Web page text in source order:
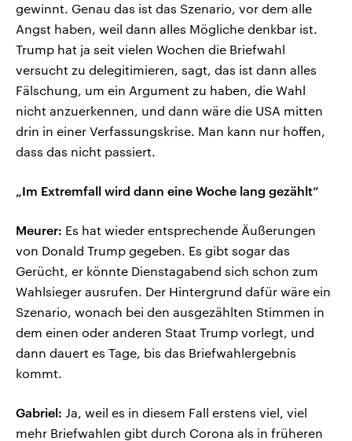
gewinnt. Genau das ist das Szenario, vor dem alle
Angst haben, weil dann alles Mögliche denkbar ist.
Trump hat ja seit vielen Wochen die Briefwahl
versucht zu delegitimieren, sagt, das ist dann alles
Fälschung, um ein Argument zu haben, die Wahl
nicht anzuerkennen, und dann wäre die USA mitten
drin in einer Verfassungskrise. Man kann nur hoffen,
dass das nicht passiert.
„Im Extremfall wird dann eine Woche lang gezählt“
Meurer: Es hat wieder entsprechende Äußerungen
von Donald Trump gegeben. Es gibt sogar das
Gerücht, er könnte Dienstagabend sich schon zum
Wahlsieger ausrufen. Der Hintergrund dafür wäre ein
Szenario, wonach bei den ausgezählten Stimmen in
dem einen oder anderen Staat Trump vorlegt, und
dann dauert es Tage, bis das Briefwahlergebnis
kommt.
Gabriel: Ja, weil es in diesem Fall erstens viel, viel
mehr Briefwahlen gibt durch Corona als in früheren